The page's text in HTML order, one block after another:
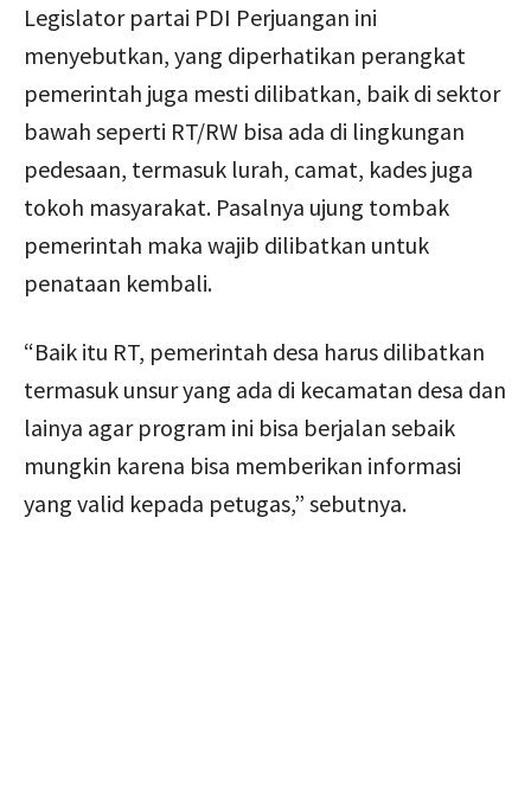
Legislator partai PDI Perjuangan ini
menyebutkan, yang diperhatikan perangkat
pemerintah juga mesti dilibatkan, baik di sektor
bawah seperti RT/RW bisa ada di lingkungan
pedesaan, termasuk lurah, camat, kades juga
tokoh masyarakat. Pasalnya ujung tombak
pemerintah maka wajib dilibatkan untuk
penataan kembali.
“Baik itu RT, pemerintah desa harus dilibatkan
termasuk unsur yang ada di kecamatan desa dan
lainya agar program ini bisa berjalan sebaik
mungkin karena bisa memberikan informasi
yang valid kepada petugas,” sebutnya.